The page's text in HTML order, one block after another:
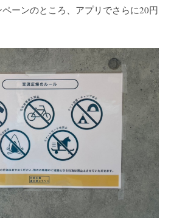
ーンのところ、アプリでさらに20円